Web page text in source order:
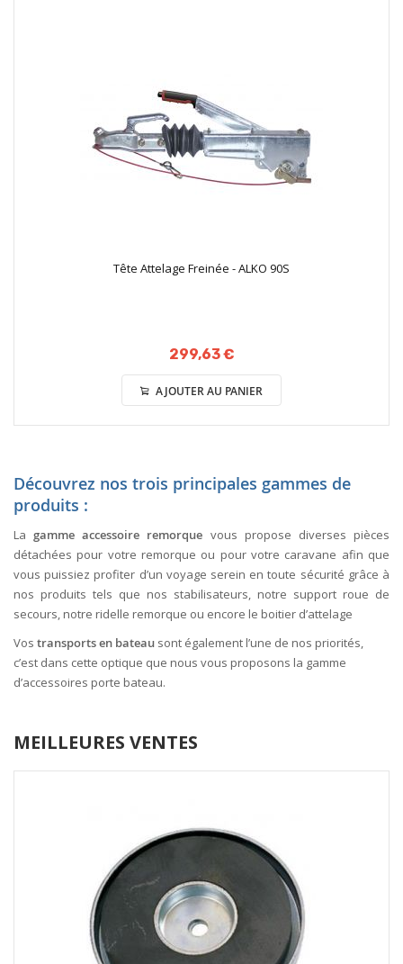
Tête Attelage Freinée - ALKO 90S
299,63 €
AJOUTER AU PANIER
Découvrez nos trois principales gammes de
produits :
Lagamme accessoire remorque vous propose diverses pièces
détachées pour votre remorque ou pour votre caravane afin que
vous puissiez profiter d’un voyage serein en toute sécurité grâce à
nos produits tels que nos stabilisateurs, notre support roue de
secours, notre ridelle remorque ou encore le boitier d’attelage
Vos transports en bateau sont également l’une de nos priorités,
c’est dans cette optique que nous vous proposons la gamme
d’accessoires porte bateau.
MEILLEURES VENTES